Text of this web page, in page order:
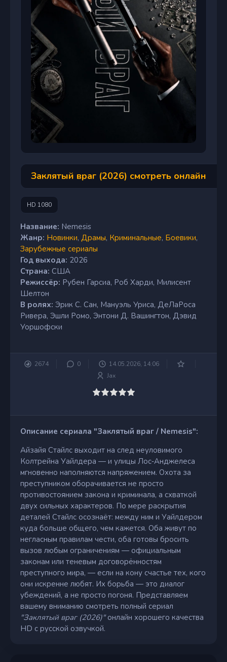
Заклятый враг (2026) смотреть онлайн
HD 1080
Название: Nemesis
Жанр: Новинки, Драмы, Криминальные, Боевики,
Зарубежные сериалы
Год выхода: 2026
Страна: США
Режиссёр: Рубен Гарсиа, Роб Харди, Милисент
Шелтон
В ролях: Эрик С. Сан, Мануэль Уриса, ДеЛаРоса
Ривера, Эшли Ромо, Энтони Д. Вашингтон, Дэвид
Уоршофски
2674 0
14.05.2026, 14:06
Jax
Описание сериала "Заклятый враг / Nemesis":
Айзайя Стайлс выходит на след неуловимого
Колтрейна Уайлдера — и улицы Лос‑Анджелеса
мгновенно наполняются напряжением. Охота за
преступником оборачивается не просто
противостоянием закона и криминала, а схваткой
двух сильных характеров. По мере раскрытия
деталей Стайлс осознаёт: между ним и Уайлдером
куда больше общего, чем кажется. Оба живут по
негласным правилам чести, оба готовы бросить
вызов любым ограничениям — официальным
законам или теневым договорённостям
преступного мира, — если на кону счастье тех, кого
они искренне любят. Их борьба — это диалог
убеждений, а не просто погоня. Представляем
вашему вниманию смотреть полный сериал
"Заклятый враг (2026)"онлайн хорошего качества
HD с русской озвучкой.